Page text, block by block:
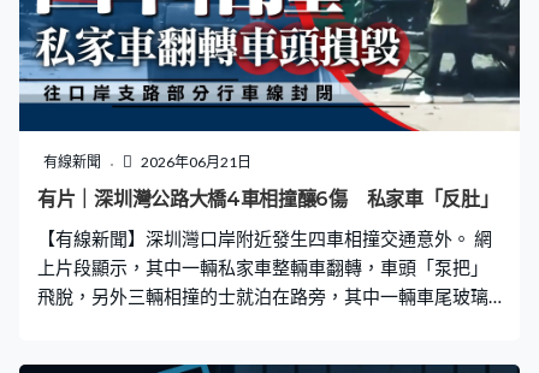
了接觸軍備，打繩結亦是另一個熱門的體驗活動。這個鞦
韆用繩結固定，開放日設有攤位讓市民向軍人學習繩結知
識。 場內亦有海軍教市民揮動手旗，軍人都被市民的興奮
感染。駐港部隊海軍二級上士馬馳：「我感到我們的香港
市民特別真誠、熱情。因為我老家在山東，山東有一句話
叫好客山東歡迎你。但是我在香港市民這邊也感受到香港
市民的熱情，像我回到自己的家鄉一樣。」 繼昂船洲軍營
開放外，石崗軍營及新圍軍營下周末都會開放予已預約的
市民參觀。
有線新聞 2026年06月21日
有片｜深圳灣公路大橋4車相撞釀6傷 私家車「反肚」
【有線新聞】深圳灣口岸附近發生四車相撞交通意外。 網
上片段顯示，其中一輛私家車整輛車翻轉，車頭「泵把」
飛脫，另外三輛相撞的士就泊在路旁，其中一輛車尾玻璃